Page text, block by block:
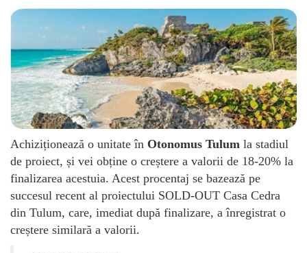
Achiziționează o unitate în Otonomus Tulum la stadiul
de proiect, și vei obține o creștere a valorii de 18-20% la
finalizarea acestuia. Acest procentaj se bazează pe
succesul recent al proiectului SOLD-OUT Casa Cedra
din Tulum, care, imediat după finalizare, a înregistrat o
creștere similară a valorii.